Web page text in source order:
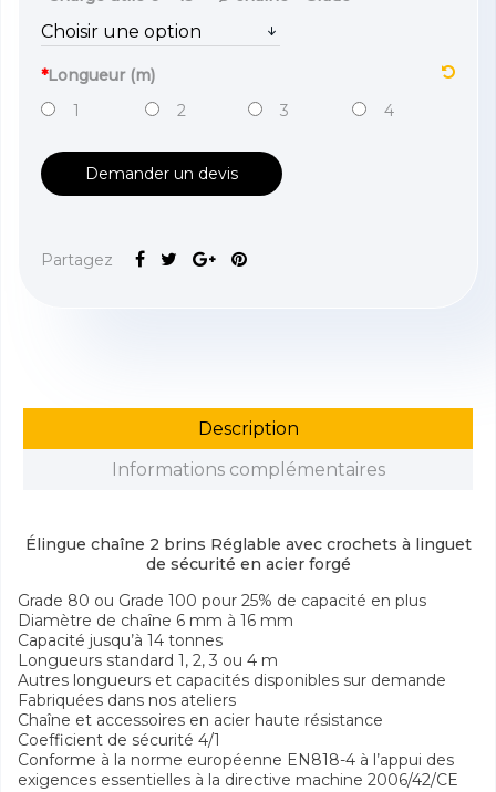
*Longueur (m)
1
2 3 4
Demander un devis
Partagez
Description
Informations complémentaires
Élingue chaîne 2 brins Réglable avec crochets à linguet
de sécurité en acier forgé
Grade 80 ou Grade 100 pour 25% de capacité en plus
Diamètre de chaîne 6 mm à 16 mm
Capacité jusqu’à 14 tonnes
Longueurs standard 1, 2, 3 ou 4 m
Autres longueurs et capacités disponibles sur demande
Fabriquées dans nos ateliers
Chaîne et accessoires en acier haute résistance
Coefficient de sécurité 4/1
Conforme à la norme européenne EN818-4 à l’appui des
exigences essentielles à la directive machine 2006/42/CE